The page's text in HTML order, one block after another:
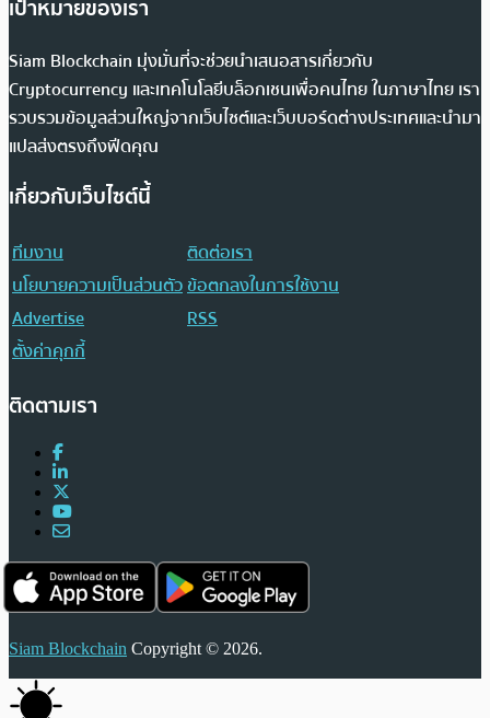
เป้าหมายของเรา
Siam Blockchain มุ่งมั่นที่จะช่วยนำเสนอสารเกี่ยวกับ
Cryptocurrency และเทคโนโลยีบล็อกเชนเพื่อคนไทย ในภาษาไทย เรา
รวบรวมข้อมูลส่วนใหญ่จากเว็บไซต์และเว็บบอร์ดต่างประเทศและนำมา
แปลส่งตรงถึงฟีดคุณ
เกี่ยวกับเว็บไซต์นี้
ทีมงาน
ติดต่อเรา
นโยบายความเป็นส่วนตัวข้อตกลงในการใช้งาน
Advertise
RSS
ตั้งค่าคุกกี้
ติดตามเรา
Siam Blockchain Copyright © 2026.